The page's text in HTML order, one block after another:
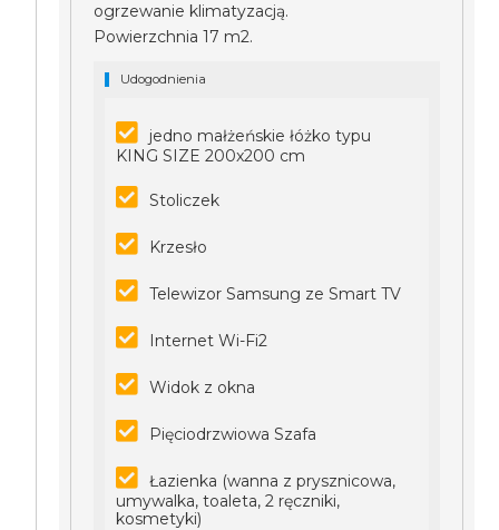
ogrzewanie klimatyzacją.
Powierzchnia 17 m2.
Udogodnienia
jedno małżeńskie łóżko typu
KING SIZE 200x200 cm
Stoliczek
Krzesło
Telewizor Samsung ze Smart TV
Internet Wi-Fi2
Widok z okna
Pięciodrzwiowa Szafa
Łazienka (wanna z prysznicowa,
umywalka, toaleta, 2 ręczniki,
kosmetyki)